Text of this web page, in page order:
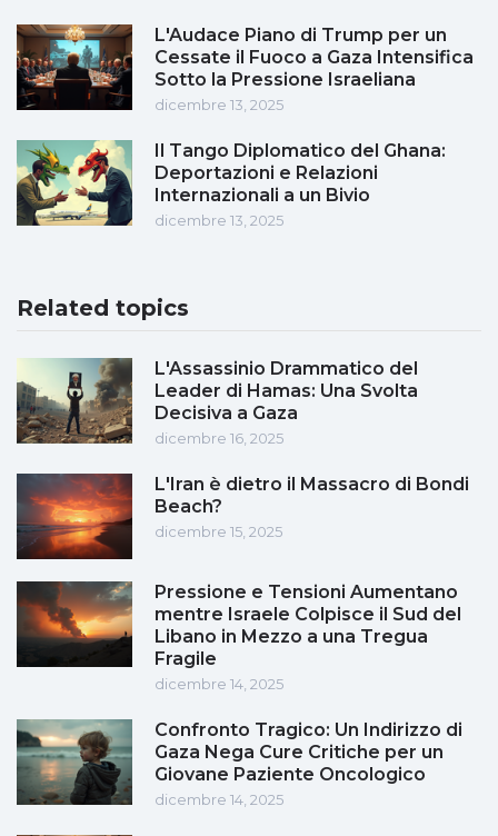
L'Audace Piano di Trump per un
Cessate il Fuoco a Gaza Intensifica
Sotto la Pressione Israeliana
dicembre 13, 2025
Il Tango Diplomatico del Ghana:
Deportazioni e Relazioni
Internazionali a un Bivio
dicembre 13, 2025
Related topics
L'Assassinio Drammatico del
Leader di Hamas: Una Svolta
Decisiva a Gaza
dicembre 16, 2025
L'Iran è dietro il Massacro di Bondi
Beach?
dicembre 15, 2025
Pressione e Tensioni Aumentano
mentre Israele Colpisce il Sud del
Libano in Mezzo a una Tregua
Fragile
dicembre 14, 2025
Confronto Tragico: Un Indirizzo di
Gaza Nega Cure Critiche per un
Giovane Paziente Oncologico
dicembre 14, 2025